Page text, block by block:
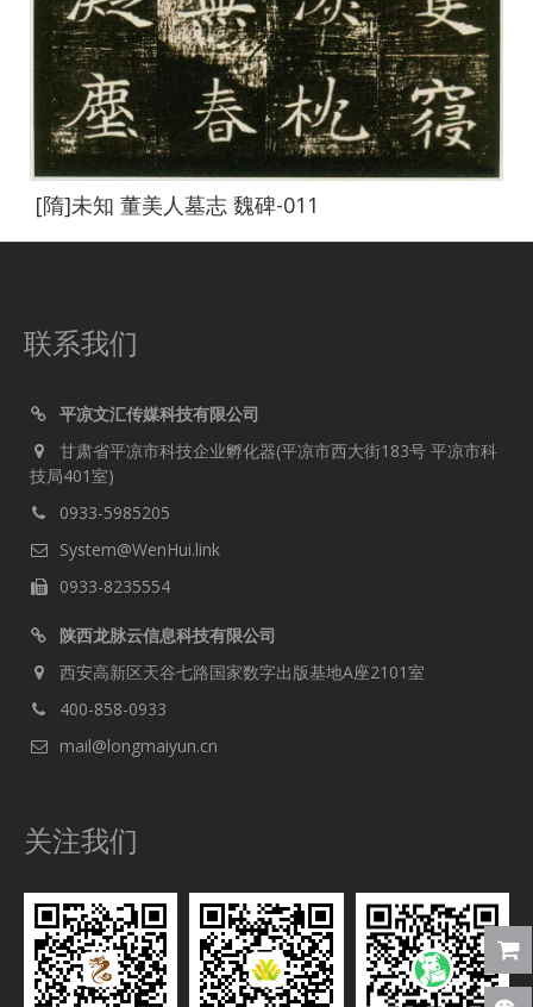
[隋]未知 董美人墓志 魏碑-011
联系我们
平凉文汇传媒科技有限公司
甘肃省平凉市科技企业孵化器(平凉市西大街183号 平凉市科
技局401室)
0933-5985205
System@WenHui.link
0933-8235554
陕西龙脉云信息科技有限公司
西安高新区天谷七路国家数字出版基地A座2101室
400-858-0933
mail@longmaiyun.cn
关注我们